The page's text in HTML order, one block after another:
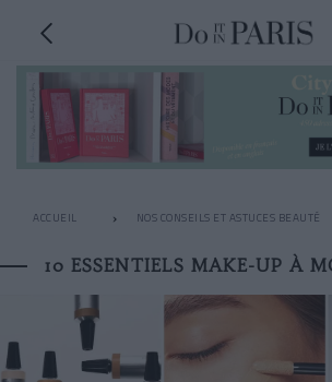
ACCUEIL NOS CONSEILS ET ASTUCES BEAUTÉ
10 ESSENTIELS MAKE-UP À